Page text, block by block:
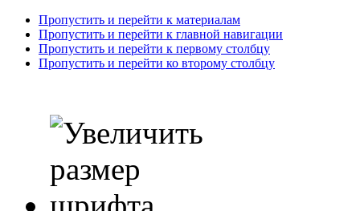
Пропустить и перейти к материалам
Пропустить и перейти к главной навигации
Пропустить и перейти к первому столбцу
Пропустить и перейти ко второму столбцу